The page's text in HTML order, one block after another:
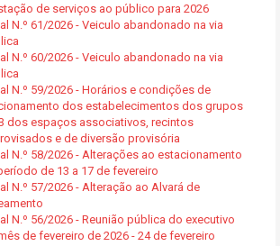
de serviços ao público para 2026
N.º 61/2026 - Veiculo abandonado na via
N.º 60/2026 - Veiculo abandonado na via
N.º 59/2026 - Horários e condições de
dos estabelecimentos dos grupos
dos espaços associativos, recintos
e de diversão provisória
N.º 58/2026 - Alterações ao estacionamento
de 13 a 17 de fevereiro
N.º 57/2026 - Alteração ao Alvará de
N.º 56/2026 - Reunião pública do executivo
de fevereiro de 2026 - 24 de fevereiro